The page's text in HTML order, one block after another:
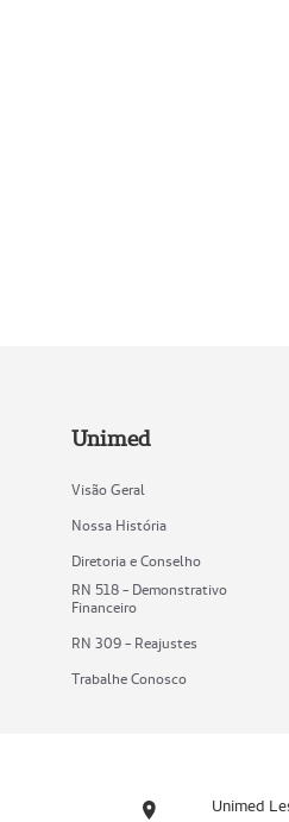
Unimed
Visão Geral
Nossa História
Diretoria e Conselho
RN 518 - Demonstrativo
Financeiro
RN 309 - Reajustes
Trabalhe Conosco
Unimed